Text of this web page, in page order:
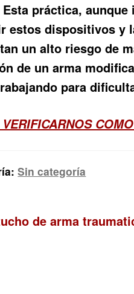
Esta práctica,
estos dispositivos y
un alto riesgo de
de un arma
para
Sin categoría
de arma